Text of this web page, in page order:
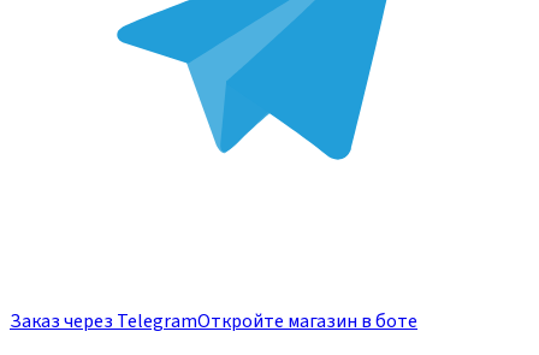
Заказ через TelegramОткройте магазин в боте